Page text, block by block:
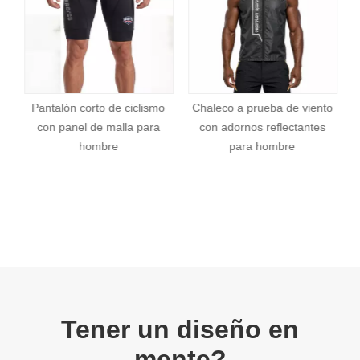
cliente, infórmeselo a nuestro equipo de atención al cliente y
ellos remitirán su queja a nuestro equipo de quejas. Nuestro
equipo de quejas se ocupará de su queja de acuerdo con los
plazos establecidos anteriormente.
afectará sus derechos legales.
Pantalón corto de ciclismo
con panel de malla para
hombre
Chaleco a prueba de viento
con adornos reflectantes
para hombre
Tener un diseño en